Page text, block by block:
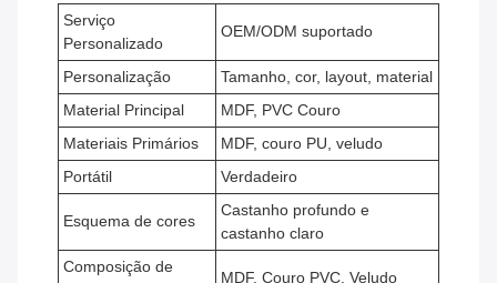
Serviço
Personalizado
OEM/ODM suportado
Personalização
Tamanho, cor, layout, material
Material Principal
MDF, PVC Couro
Materiais Primários
MDF, couro PU, veludo
Portátil
Verdadeiro
Esquema de cores
Castanho profundo e
castanho claro
Composição de
MDF, Couro PVC, Veludo